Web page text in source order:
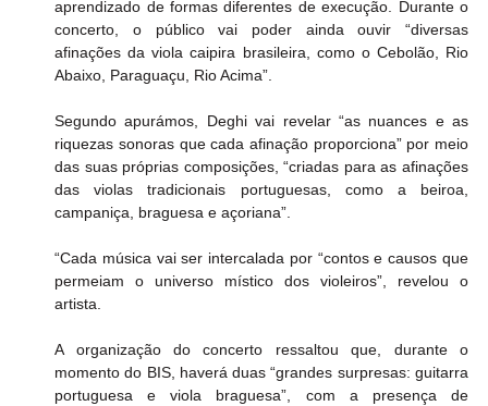
aprendizado de formas diferentes de execução. Durante o
concerto, o público vai poder ainda ouvir “diversas
afinações da viola caipira brasileira, como o Cebolão, Rio
Abaixo, Paraguaçu, Rio Acima”.
Segundo apurámos, Deghi vai revelar “as nuances e as
riquezas sonoras que cada afinação proporciona” por meio
das suas próprias composições, “criadas para as afinações
das violas tradicionais portuguesas, como a beiroa,
campaniça, braguesa e açoriana”.
“Cada música vai ser intercalada por “contos e causos que
permeiam o universo místico dos violeiros”, revelou o
artista.
A organização do concerto ressaltou que, durante o
momento do BIS, haverá duas “grandes surpresas: guitarra
portuguesa e viola braguesa”, com a presença de